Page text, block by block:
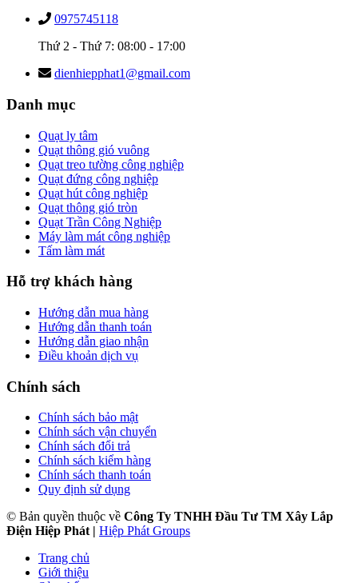
0975745118
Thứ 2 - Thứ 7: 08:00 - 17:00
dienhiepphat1@gmail.com
Danh mục
Quạt ly tâm
Quạt thông gió vuông
Quạt treo tường công nghiệp
Quạt đứng công nghiệp
Quạt hút công nghiệp
Quạt thông gió tròn
Quạt Trần Công Nghiệp
Máy làm mát công nghiệp
Tấm làm mát
Hỗ trợ khách hàng
Hướng dẫn mua hàng
Hướng dẫn thanh toán
Hướng dẫn giao nhận
Điều khoản dịch vụ
Chính sách
Chính sách bảo mật
Chính sách vận chuyển
Chính sách đổi trả
Chính sách kiểm hàng
Chính sách thanh toán
Quy định sử dụng
© Bản quyền thuộc về Công Ty TNHH Đầu Tư TM Xây Lắp
Điện Hiệp Phát
Hiệp Phát Groups
Trang chủ
Giới thiệu